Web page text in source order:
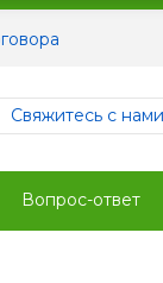
Свяжитесь с нами
Вопрос-ответ